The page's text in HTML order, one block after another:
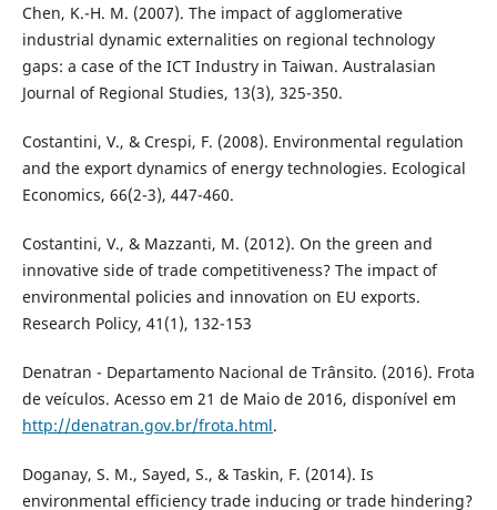
Chen, K.-H. M. (2007). The impact of agglomerative
industrial dynamic externalities on regional technology
gaps: a case of the ICT Industry in Taiwan. Australasian
Journal of Regional Studies, 13(3), 325-350.
Costantini, V., & Crespi, F. (2008). Environmental regulation
and the export dynamics of energy technologies. Ecological
Economics, 66(2-3), 447-460.
Costantini, V., & Mazzanti, M. (2012). On the green and
innovative side of trade competitiveness? The impact of
environmental policies and innovation on EU exports.
Research Policy, 41(1), 132-153
Denatran - Departamento Nacional de Trânsito. (2016). Frota
de veículos. Acesso em 21 de Maio de 2016, disponível em
http://denatran.gov.br/frota.html.
Doganay, S. M., Sayed, S., & Taskin, F. (2014). Is
environmental efficiency trade inducing or trade hindering?